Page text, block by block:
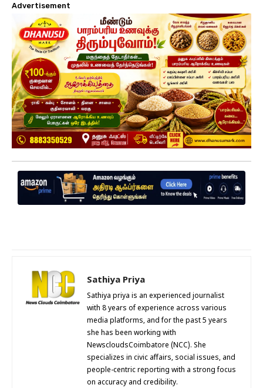
Advertisement
Sathiya Priya
Sathiya priya is an experienced journalist
with 8 years of experience across various
media platforms, and for the past 5 years
she has been working with
NewscloudsCoimbatore (NCC). She
specializes in civic affairs, social issues, and
people-centric reporting with a strong focus
on accuracy and credibility.